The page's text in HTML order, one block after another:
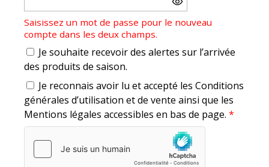
Saisissez un mot de passe pour le nouveau
compte dans les deux champs.
Je souhaite recevoir des alertes sur l’arrivée
des produits de saison.
Je reconnais avoir lu et accepté les Conditions
générales d’utilisation et de vente ainsi que les
Mentions légales accessibles en bas de page. *